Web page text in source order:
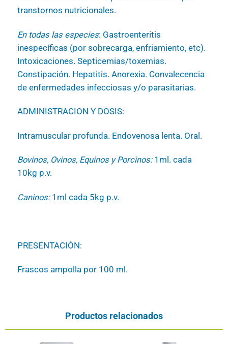
transtornos nutricionales.
En todas las especies: Gastroenteritis
inespecíficas (por sobrecarga, enfriamiento, etc).
Intoxicaciones. Septicemias/toxemias.
Constipación. Hepatitis. Anorexia. Convalecencia
de enfermedades infecciosas y/o parasitarias.
ADMINISTRACION Y DOSIS:
Intramuscular profunda. Endovenosa lenta. Oral.
Bovinos, Ovinos, Equinos y Porcinos:1ml. cada
10kg p.v.
Caninos:1ml cada 5kg p.v.
PRESENTACIÓN:
Frascos ampolla por 100 ml.
Productos relacionados